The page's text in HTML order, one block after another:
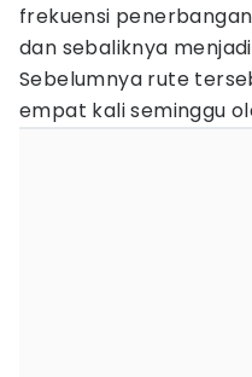
frekuensi
dan sebaliknya
Sebelumnya rute
empat kali seminggu